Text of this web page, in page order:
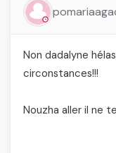
Non dadalyne
circonstances!!!
Nouzha aller il ne